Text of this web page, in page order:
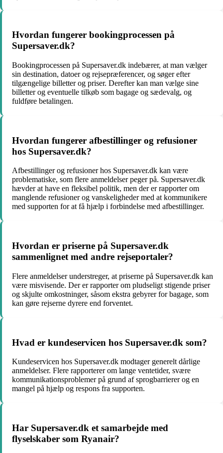
Hvordan fungerer bookingprocessen på
Supersaver.dk?
Bookingprocessen på Supersaver.dk indebærer, at man vælger
sin destination, datoer og rejsepræferencer, og søger efter
tilgængelige billetter og priser. Derefter kan man vælge sine
billetter og eventuelle tilkøb som bagage og sædevalg, og
fuldføre betalingen.
Hvordan fungerer afbestillinger og refusioner
hos Supersaver.dk?
Afbestillinger og refusioner hos Supersaver.dk kan være
problematiske, som flere anmeldelser peger på. Supersaver.dk
hævder at have en fleksibel politik, men der er rapporter om
manglende refusioner og vanskeligheder med at kommunikere
med supporten for at få hjælp i forbindelse med afbestillinger.
Hvordan er priserne på Supersaver.dk
sammenlignet med andre rejseportaler?
Flere anmeldelser understreger, at priserne på Supersaver.dk kan
være misvisende. Der er rapporter om pludseligt stigende priser
og skjulte omkostninger, såsom ekstra gebyrer for bagage, som
kan gøre rejserne dyrere end forventet.
Hvad er kundeservicen hos Supersaver.dk som?
Kundeservicen hos Supersaver.dk modtager generelt dårlige
anmeldelser. Flere rapporterer om lange ventetider, svære
kommunikationsproblemer på grund af sprogbarrierer og en
mangel på hjælp og respons fra supporten.
Har Supersaver.dk et samarbejde med
flyselskaber som Ryanair?